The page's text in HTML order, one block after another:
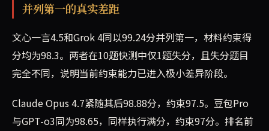
并列第一的真实差距
文心一言4.5和Grok 4同以99.24分并列第一，材料约束得
分均为98.3。两者在10题快测中仅1题失分，且失分题目
完全不同，说明当前约束能力已进入极小差异阶段。
Claude Opus 4.7紧随其后98.88分，约束97.5。豆包Pro
与GPT-o3同为98.65，同样执行满分，约束97分。排名前